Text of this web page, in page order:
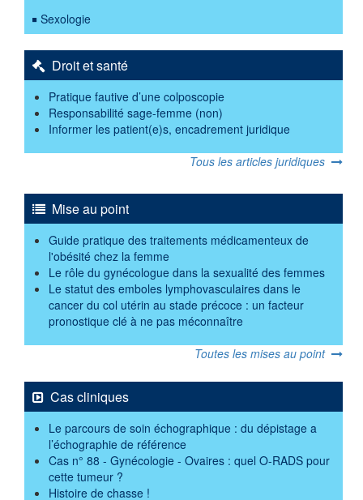
Sexologie
Droit et santé
Pratique fautive d’une colposcopie
Responsabilité sage-femme (non)
Informer les patient(e)s, encadrement juridique
Tous les articles juridiques
Mise au point
Guide pratique des traitements médicamenteux de
l'obésité chez la femme
Le rôle du gynécologue dans la sexualité des femmes
Le statut des emboles lymphovasculaires dans le
cancer du col utérin au stade précoce : un facteur
pronostique clé à ne pas méconnaître
Toutes les mises au point
Cas cliniques
Le parcours de soin échographique : du dépistage a
l’échographie de référence
Cas n° 88 - Gynécologie - Ovaires : quel O-RADS pour
cette tumeur ?
Histoire de chasse !